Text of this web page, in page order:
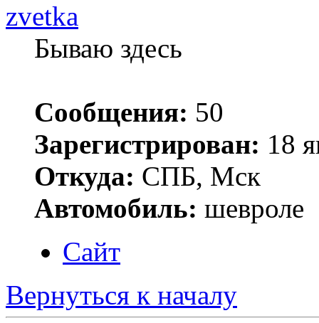
zvetka
Бываю здесь
Сообщения: 50
Зарегистрирован: 18
Откуда: СПБ, Мск
Автомобиль: шевроле
Сайт
Вернуться к началу